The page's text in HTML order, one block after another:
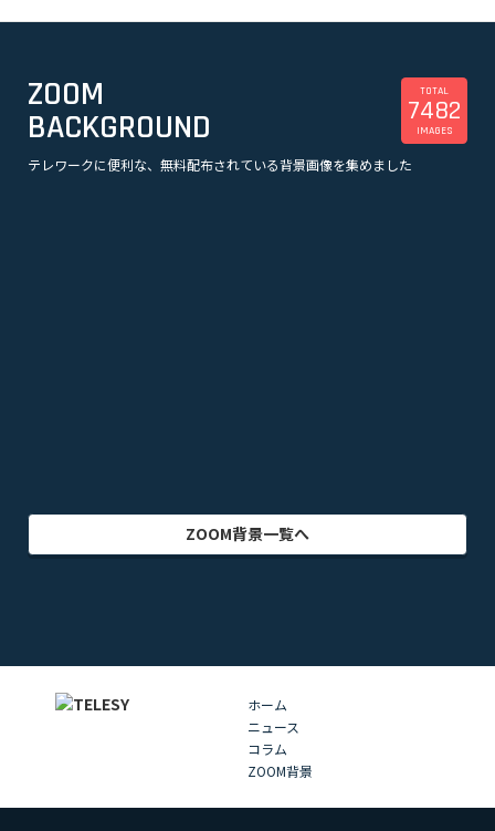
ZOOM
BACKGROUND
テレワークに便利な、無料配布されている背景画像を集めました
TOTAL
7482
IMAGES
美容
ZOOM背景一覧へ
ホーム
ニュース
コラム
ZOOM背景